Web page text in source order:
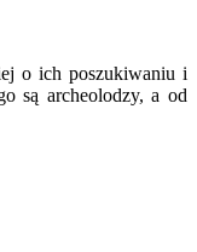
o ich poszukiwaniu i
są archeolodzy, a od